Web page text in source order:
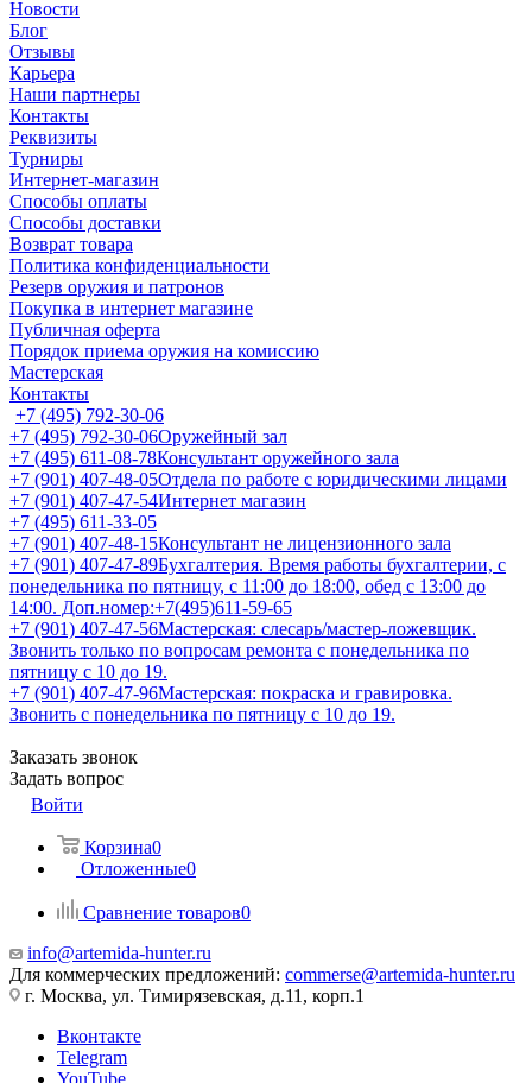
Новости
Блог
Отзывы
Карьера
Наши партнеры
Контакты
Реквизиты
Турниры
Интернет-магазин
Способы оплаты
Способы доставки
Возврат товара
Политика конфиденциальности
Резерв оружия и патронов
Покупка в интернет магазине
Публичная оферта
Порядок приема оружия на комиссию
Мастерская
Контакты
+7 (495) 792-30-06
+7 (495) 792-30-06Оружейный зал
+7 (495) 611-08-78Консультант оружейного зала
+7 (901) 407-48-05Отдела по работе с юридическими лицами
+7 (901) 407-47-54Интернет магазин
+7 (495) 611-33-05
+7 (901) 407-48-15Консультант не лицензионного зала
+7 (901) 407-47-89Бухгалтерия. Время работы бухгалтерии, с
понедельника по пятницу, с 11:00 до 18:00, обед с 13:00 до
14:00. Доп.номер:+7(495)611-59-65
+7 (901) 407-47-56Мастерская: слесарь/мастер-ложевщик.
Звонить только по вопросам ремонта с понедельника по
пятницу с 10 до 19.
+7 (901) 407-47-96Мастерская: покраска и гравировка.
Звонить с понедельника по пятницу с 10 до 19.
Заказать звонок
Задать вопрос
Войти
Корзина0
Отложенные0
Сравнение товаров0
info@artemida-hunter.ru
Для коммерческих предложений: commerse@artemida-hunter.ru
г. Москва, ул. Тимирязевская, д.11, корп.1
Вконтакте
Telegram
YouTube